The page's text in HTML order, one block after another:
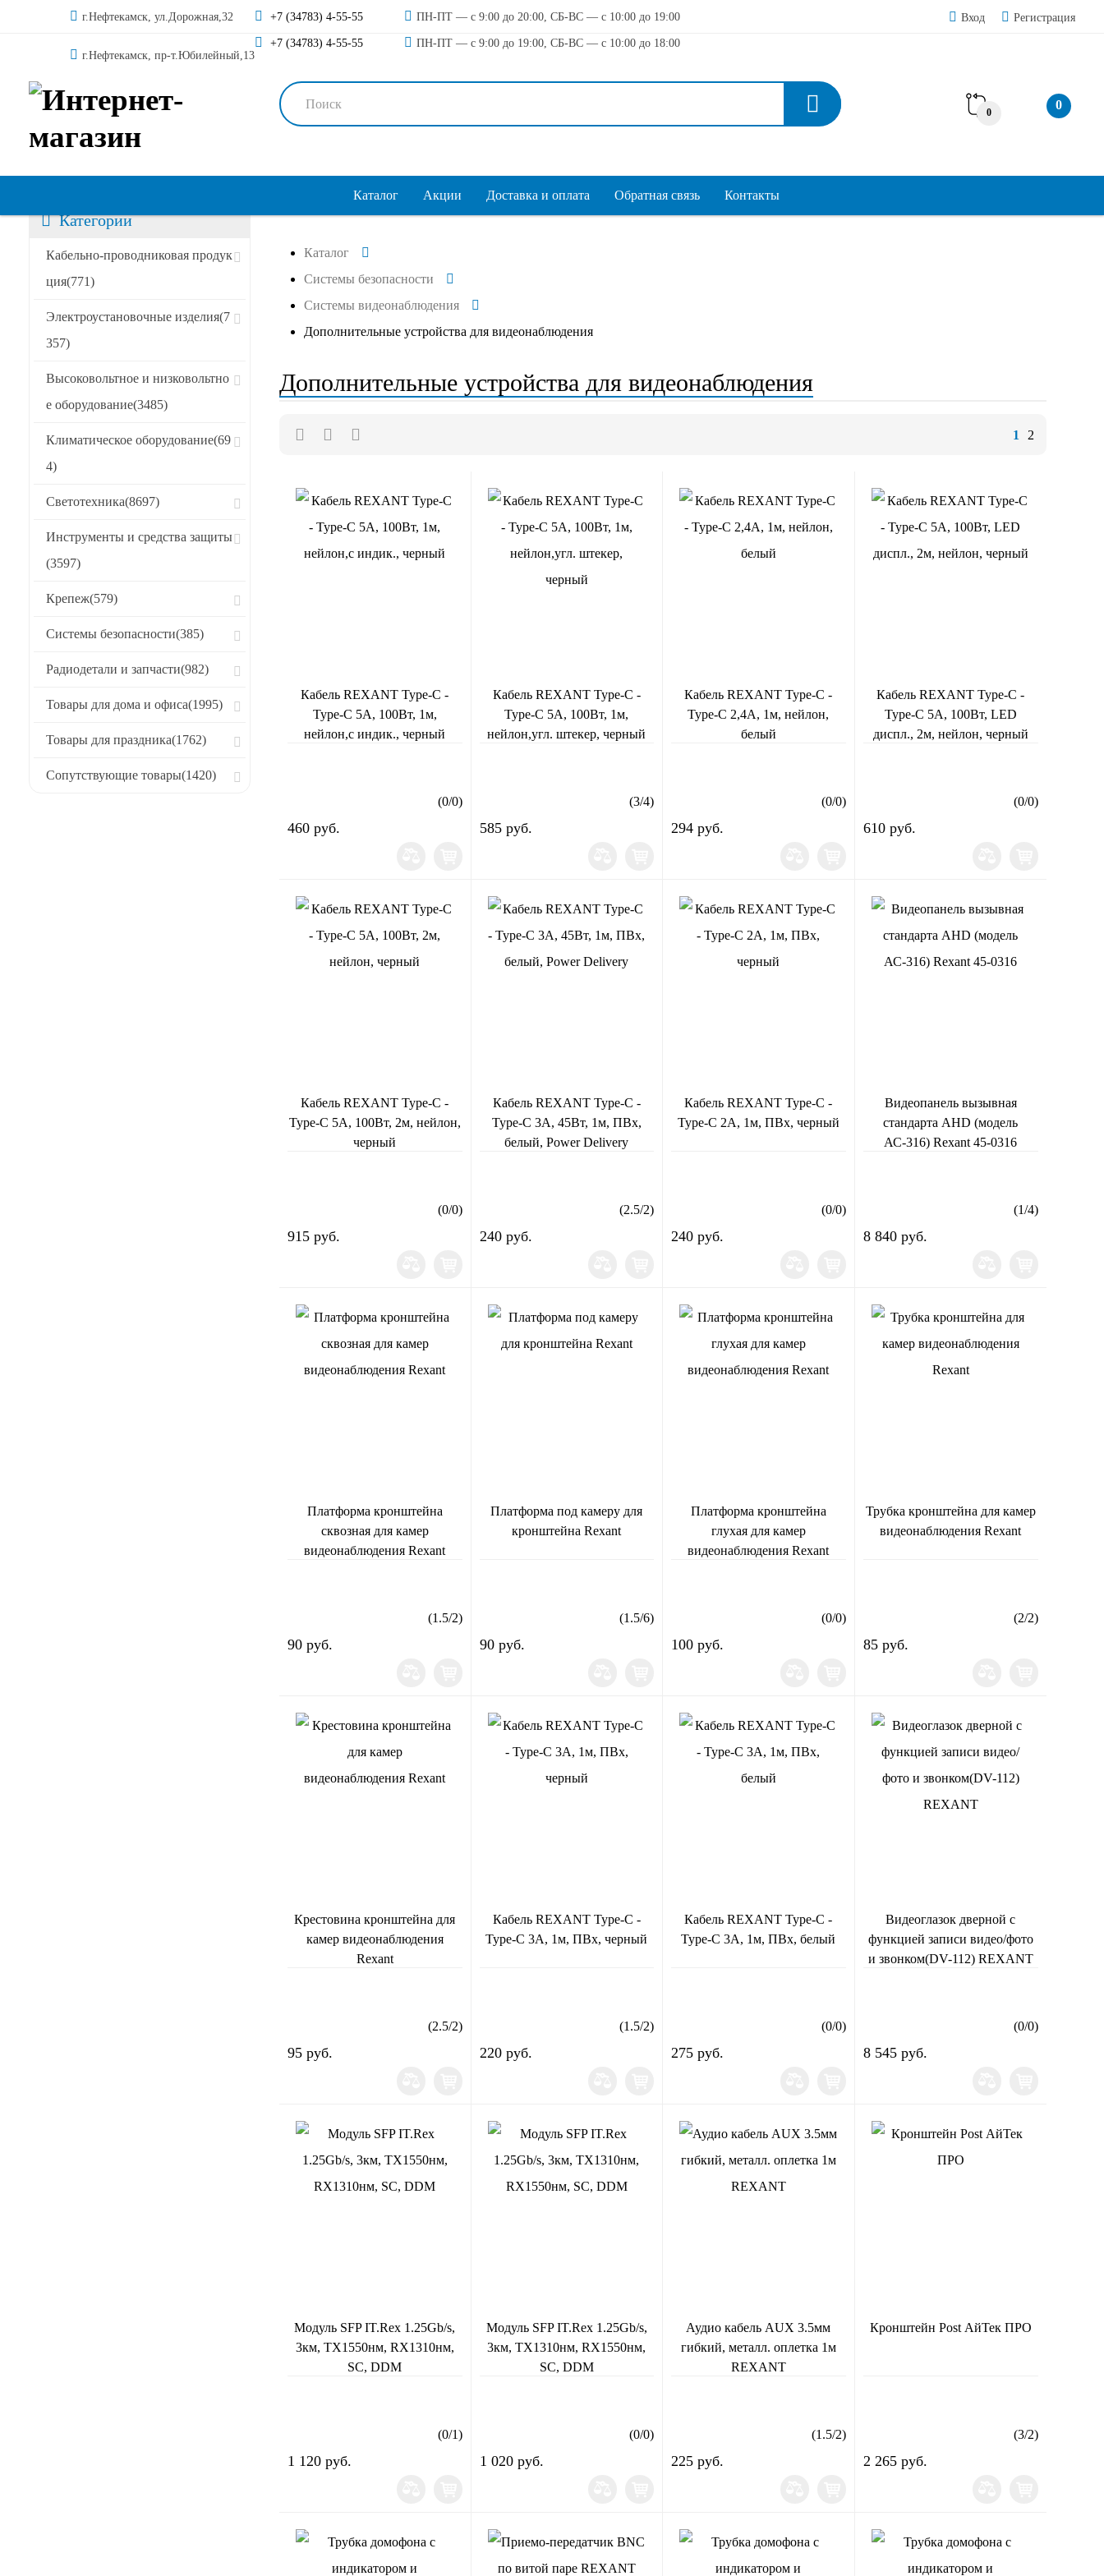
г.Нефтекамск, ул.Дорожная,32
г.Нефтекамск, пр-т.Юбилейный,13
+7 (34783) 4-55-55
+7 (34783) 4-55-55
ПН-ПТ — с 9:00 до 20:00, СБ-ВС — с 10:00 до 19:00
ПН-ПТ — с 9:00 до 19:00, СБ-ВС — с 10:00 до 18:00
Вход Регистрация
0
0
Каталог Акции Доставка и оплата Обратная связь Контакты
Категории
Кабельно-проводниковая продук
ция(771)
Электроустановочные изделия(7
357)
Высоковольтное и низковольтно
е оборудование(3485)
Климатическое оборудование(69
4)
Светотехника(8697)
Инструменты и средства защиты
(3597)
Крепеж(579)
Системы безопасности(385)
Радиодетали и запчасти(982)
Товары для дома и офиса(1995)
Товары для праздника(1762)
Сопутствующие товары(1420)
Сортировать по:
Специальные предложения
Акции
Новинки
Каталог
Системы безопасности
Системы видеонаблюдения
Дополнительные устройства для видеонаблюдения
Дополнительные устройства для видеонаблюдения
1 2
Кабель REXANT Type-C -
Type-C 5A, 100Вт, 1м,
нейлон,с индик., черный
(0/0)
460 руб.
Кабель REXANT Type-C -
Type-C 5A, 100Вт, 1м,
нейлон,угл. штекер, черный
(3/4)
585 руб.
Кабель REXANT Type-C -
Type-C 2,4A, 1м, нейлон,
белый
(0/0)
294 руб.
Кабель REXANT Type-C -
Type-C 5A, 100Вт, LED
диспл., 2м, нейлон, черный
(0/0)
610 руб.
Кабель REXANT Type-C -
Type-C 5A, 100Вт, 2м, нейлон,
черный
(0/0)
915 руб.
Кабель REXANT Type-C -
Type-C 3A, 45Вт, 1м, ПВх,
белый, Power Delivery
(2.5/2)
240 руб.
Кабель REXANT Type-C -
Type-C 2A, 1м, ПВх, черный
(0/0)
240 руб.
Видеопанель вызывная
стандарта AHD (модель
АС-316) Rexant 45-0316
(1/4)
8 840 руб.
Платформа кронштейна
сквозная для камер
видеонаблюдения Rexant
(1.5/2)
90 руб.
Платформа под камеру для
кронштейна Rexant
(1.5/6)
90 руб.
Платформа кронштейна
глухая для камер
видеонаблюдения Rexant
(0/0)
100 руб.
Трубка кронштейна для камер
видеонаблюдения Rexant
(2/2)
85 руб.
Крестовина кронштейна для
камер видеонаблюдения
Rexant
(2.5/2)
95 руб.
Кабель REXANT Type-C -
Type-C 3A, 1м, ПВх, черный
(1.5/2)
220 руб.
Кабель REXANT Type-C -
Type-C 3A, 1м, ПВх, белый
(0/0)
275 руб.
Видеоглазок дверной с
функцией записи видео/фото
и звонком(DV-112) REXANT
(0/0)
8 545 руб.
Модуль SFP IT.Rex 1.25Gb/s,
3км, TX1550нм, RX1310нм,
SC, DDM
(0/1)
1 120 руб.
Модуль SFP IT.Rex 1.25Gb/s,
3км, TX1310нм, RX1550нм,
SC, DDM
(0/0)
1 020 руб.
Аудио кабель AUX 3.5мм
гибкий, металл. оплетка 1м
REXANT
(1.5/2)
225 руб.
Кронштейн Post АйТек ПРО
(3/2)
2 265 руб.